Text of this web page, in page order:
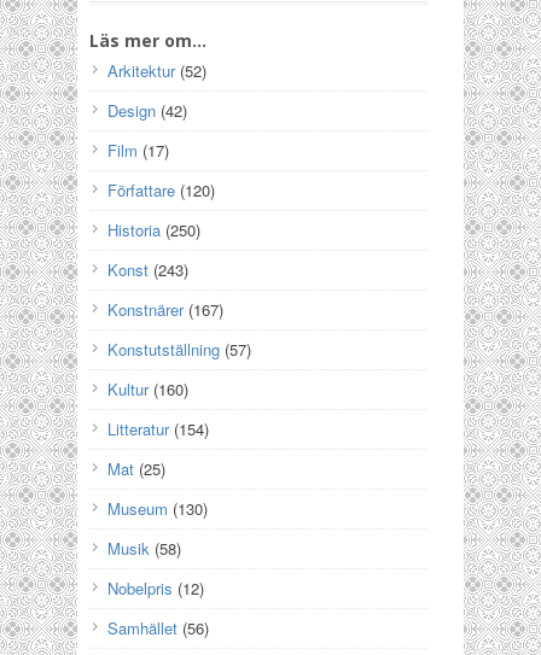
Läs mer om…
Arkitektur(52)
Design (42)
Film (17)
Författare (120)
Historia (250)
Konst (243)
Konstnärer(167)
Konstutställning (57)
Kultur(160)
Litteratur(154)
Mat (25)
Museum (130)
Musik (58)
Nobelpris (12)
Samhället (56)